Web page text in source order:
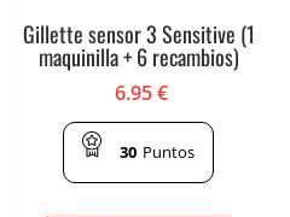
Gillette sensor 3 Sensitive (1
maquinilla + 6 recambios)
6.95€
30 Puntos